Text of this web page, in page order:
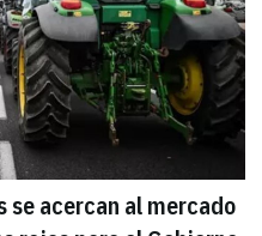
acercan al mercado